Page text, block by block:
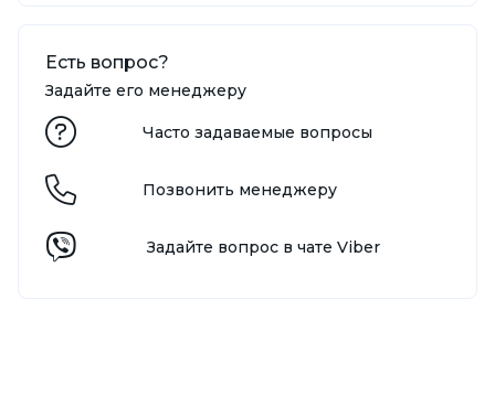
Есть вопрос?
Задайте его менеджеру
Часто задаваемые вопросы
Позвонить менеджеру
Задайте вопрос в чате Viber